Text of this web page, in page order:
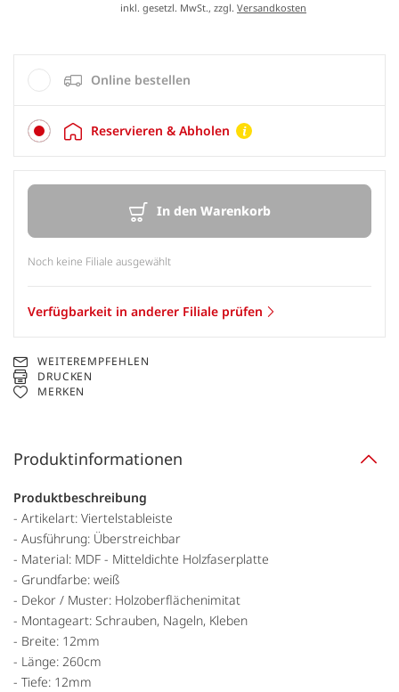
inkl. gesetzl. MwSt., zzgl. Versandkosten
Online bestellen
Reservieren & Abholen
In den Warenkorb
Noch keine Filiale ausgewählt
Verfügbarkeit in anderer Filiale prüfen
WEITEREMPFEHLEN
DRUCKEN
MERKEN
Produktinformationen
Produktbeschreibung
- Artikelart: Viertelstableiste
- Ausführung: Überstreichbar
- Material: MDF - Mitteldichte Holzfaserplatte
- Grundfarbe: weiß
- Dekor / Muster: Holzoberflächenimitat
- Montageart: Schrauben, Nageln, Kleben
- Breite: 12mm
- Länge: 260cm
- Tiefe: 12mm